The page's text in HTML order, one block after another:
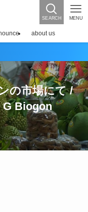
SEARCH MENU
about us
の市場にて /
G Biogon